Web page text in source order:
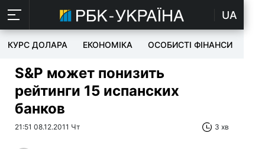
UA
КУРС ДОЛАРА ЕКОНОМІКА ОСОБИСТІ ФІНАНСИ
S&P может понизить
рейтинги 15 испанских
банков
21:51 08.12.2011 Чт 3 хв